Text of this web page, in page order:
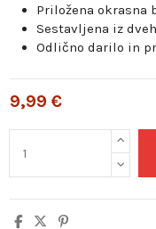
Priložena okrasna
Sestavljena iz
Odlično darilo in
9,99 €